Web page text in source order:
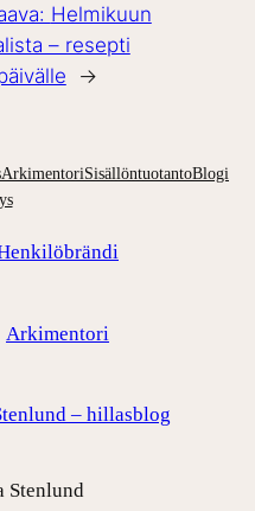
Helmikuun
– resepti
→
ArkimentoriSisällöntuotantoBlogi
Arkimentori
– hillasblog
Stenlund